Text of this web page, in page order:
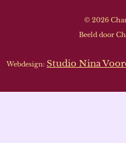
© 2026
Beeld door
Webdesign: Studio Nina